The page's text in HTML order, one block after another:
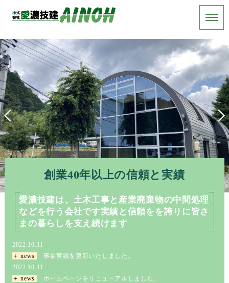
創業40年以上の信頼と実績
愛濃技建は、 土木工事と産業廃棄物の中間処理
などを行う会社です実績と信頼をを誇りに 皆さ
まの暮らしを支え続けます
2022.10.11
＋ news
事業実績を更新いたしました。
2022.10.11
＋ news
ホームページをリニューアルしました。
Service